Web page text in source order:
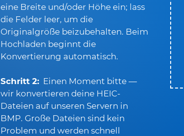
eine Breite und/oder Höhe ein; lass
die Felder leer, um die
Originalgröße beizubehalten. Beim
Hochladen beginnt die
Konvertierung automatisch.
Schritt 2: Einen Moment bitte —
wir konvertieren deine HEIC-
Dateien auf unseren Servern in
BMP. Große Dateien sind kein
Problem und werden schnell